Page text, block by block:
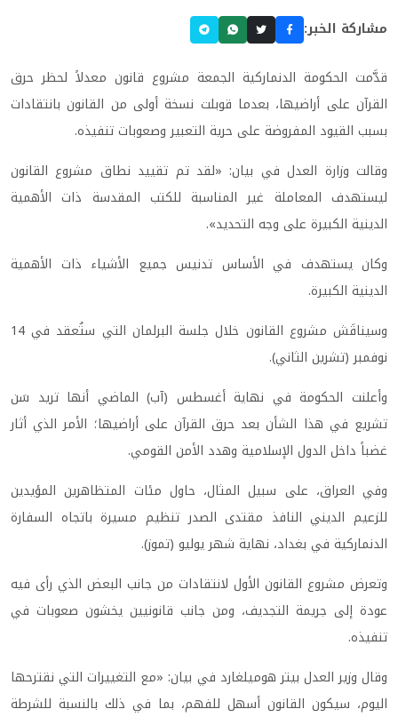
مشاركة الخبر:
قدَّمت الحكومة الدنماركية الجمعة مشروع قانون معدلاً لحظر حرق
القرآن على أراضيها، بعدما قوبلت نسخة أولى من القانون بانتقادات
بسبب القيود المفروضة على حرية التعبير وصعوبات تنفيذه.
وقالت وزارة العدل في بيان: «لقد تم تقييد نطاق مشروع القانون
ليستهدف المعاملة غير المناسبة للكتب المقدسة ذات الأهمية
الدينية الكبيرة على وجه التحديد».
وكان يستهدف في الأساس تدنيس جميع الأشياء ذات الأهمية
الدينية الكبيرة.
وسيناقَش مشروع القانون خلال جلسة البرلمان التي ستُعقد في 14
نوفمبر (تشرين الثاني).
وأعلنت الحكومة في نهاية أغسطس (آب) الماضي أنها تريد سَن
تشريع في هذا الشأن بعد حرق القرآن على أراضيها؛ الأمر الذي أثار
غضباً داخل الدول الإسلامية وهدد الأمن القومي.
وفي العراق، على سبيل المثال، حاول مئات المتظاهرين المؤيدين
للزعيم الديني النافذ مقتدى الصدر تنظيم مسيرة باتجاه السفارة
الدنماركية في بغداد، نهاية شهر يوليو (تموز).
وتعرض مشروع القانون الأول لانتقادات من جانب البعض الذي رأى فيه
عودة إلى جريمة التجديف، ومن جانب قانونيين يخشون صعوبات في
تنفيذه.
وقال وزير العدل بيتر هوميلغارد في بيان: «مع التغييرات التي نقترحها
اليوم، سيكون القانون أسهل للفهم، بما في ذلك بالنسبة للشرطة